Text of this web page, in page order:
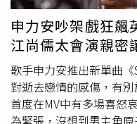
宿男為了製造假象，殺
裝是情侶吵架，「他就在
言」、「把人殺了還汙衊
申力安吵架戲狂
江尚儒太會演親密
歌手申力安推出新單曲
對逝去戀情的感傷，有
首度在MV中有多場喜怒
為緊張，沒想到男主角